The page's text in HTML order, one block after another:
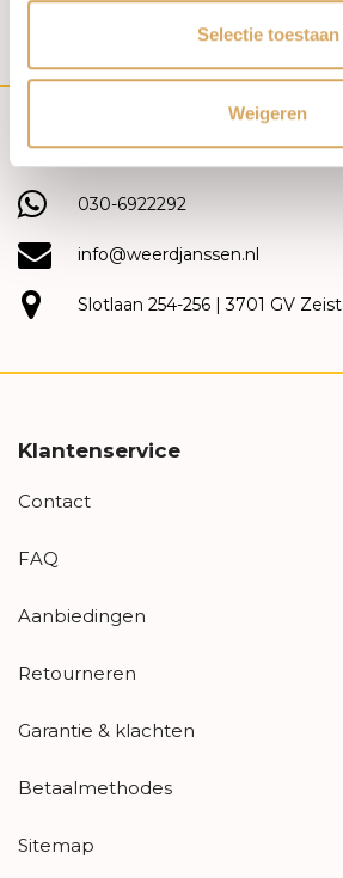
Selectie toestaan
Weigeren
(030) 692 22 92
030-6922292
info@weerdjanssen.nl
Slotlaan 254-256 | 3701 GV Zeist
Klantenservice
Contact
FAQ
Aanbiedingen
Retourneren
Garantie & klachten
Betaalmethodes
Sitemap